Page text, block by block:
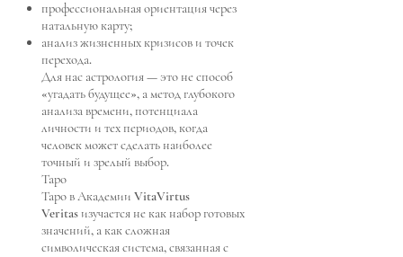
профессиональная ориентация через
натальную карту;
анализ жизненных кризисов и точек
перехода.
Для нас астрология — это не способ
«угадать будущее», а метод глубокого
анализа времени, потенциала
личности и тех периодов, когда
человек может сделать наиболее
точный и зрелый выбор.
Таро
Таро в Академии VitaVirtus
Veritas изучается не как набор готовых
значений, а как сложная
символическая система, связанная с